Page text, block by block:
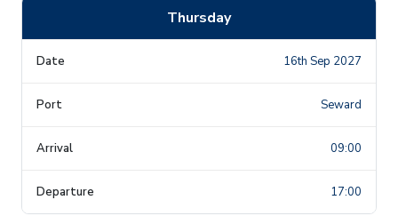
Thursday
16th Sep 2027
Seward
09:00
17:00